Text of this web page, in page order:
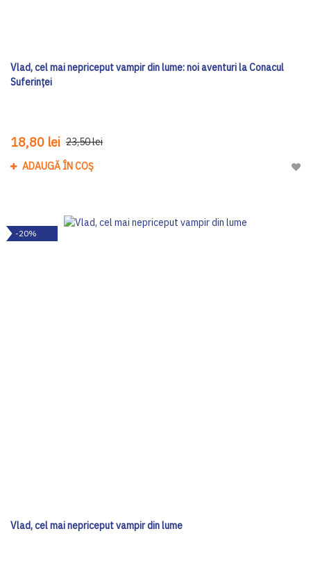
Vlad, cel mai nepriceput vampir din lume: noi aventuri la Conacul
Suferinței
18,80 lei 23,50 lei
ADAUGĂ ÎN COȘ
-20%
Vlad, cel mai nepriceput vampir din lume